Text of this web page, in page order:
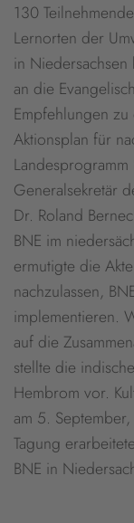
130
Lernorten der
in
an die
Empfehlungen
Aktionsplan für
Generalsekretär
Dr. Roland
BNE im
ermutigte die
nachzulassen,
implementieren.
auf die
stellte die
Hembrom vor.
am 5.
Tagung
BNE in